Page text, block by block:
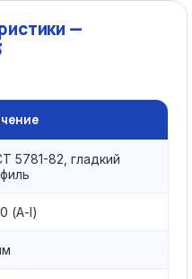
—
5781-82, гладкий
(А-I)